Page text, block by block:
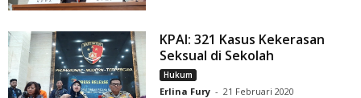
KPAI: 321 Kasus Kekerasan
Seksual di Sekolah
Hukum
Erlina Fury - 21 Februari 2020